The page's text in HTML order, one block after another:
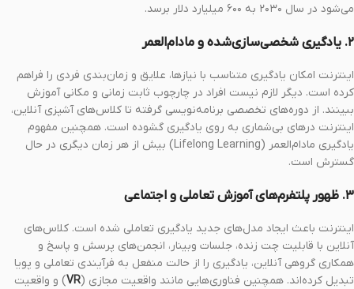
می‌شود در سال ۲۰۳۰ به ۶۰۰ میلیارد دلار برسد.
۲. یادگیری شخصی‌سازی‌شده و مادام‌العمر
اینترنت امکان یادگیری متناسب با نیازها، علایق و زمان‌بندی فردی را فراهم
کرده است. دیگر لازم نیست افراد در چارچوب ثابت زمانی و مکانی آموزش
ببینند. از دوره‌های تخصصی برنامه‌نویسی گرفته تا کلاس‌های آشپزی آنلاین،
اینترنت درهای بی‌شماری به روی یادگیری گشوده است. همچنین مفهوم
یادگیری مادام‌العمر (Lifelong Learning) بیش از هر زمان دیگری در حال
گسترش است.
۳. ظهور پلتفرم‌های آموزش تعاملی و اجتماعی
اینترنت باعث ایجاد مدل‌های جدید یادگیری تعاملی شده است. کلاس‌های
آنلاین با قابلیت چت زنده، جلسات وبینار، انجمن‌های پرسش و پاسخ و
همکاری گروهی آنلاین، یادگیری را از حالت منفعل به فرآیندی تعاملی و پویا
تبدیل کرده‌اند. همچنین فناوری‌هایی مانند واقعیت مجازی (VR) و واقعیت